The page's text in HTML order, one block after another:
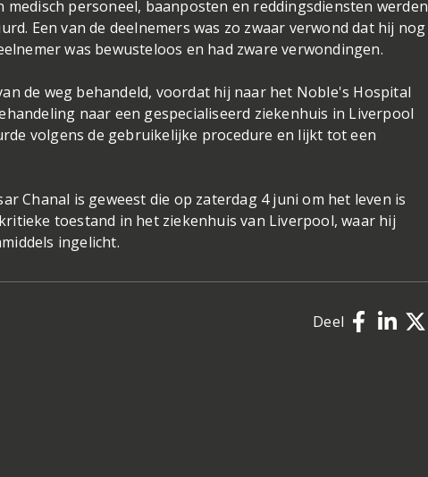
personeel, baanposten en reddingsdiensten werden
Een van de deelnemers was zo zwaar verwond dat hij nog
was bewusteloos en had zware verwondingen.
de weg behandeld, voordat hij naar het Noble's Hospital
naar een gespecialiseerd ziekenhuis in Liverpool
volgens de gebruikelijke procedure en lijkt tot een
Chanal is geweest die op zaterdag 4 juni om het leven is
toestand in het ziekenhuis van Liverpool, waar hij
ingelicht.
Deel